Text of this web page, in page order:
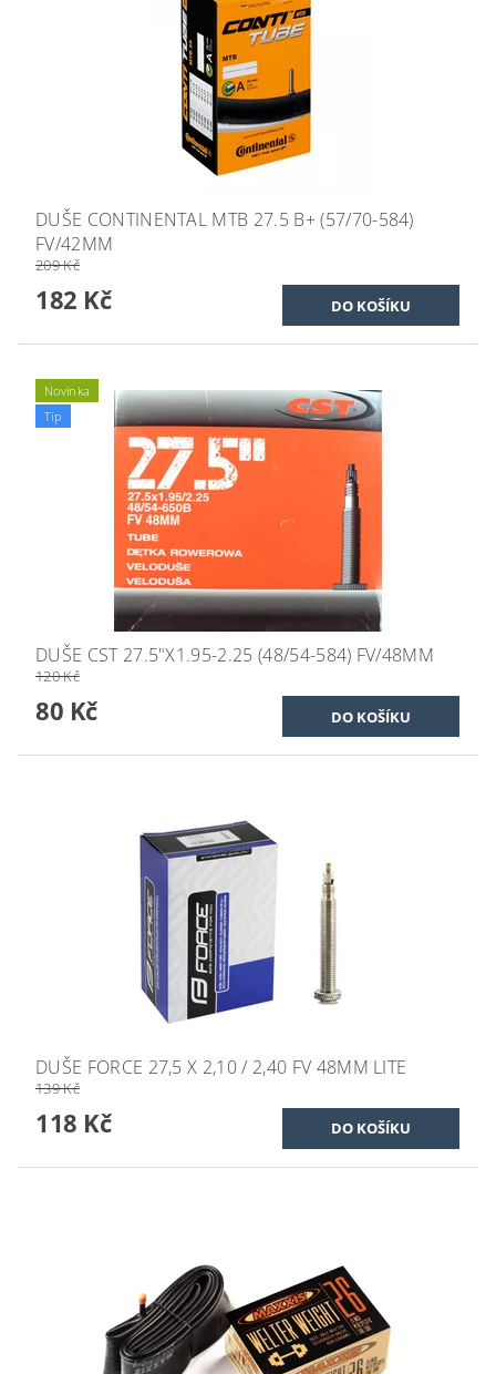
DUŠE CONTINENTAL MTB 27.5 B+ (57/70-584)
FV/42MM
209 Kč
182 Kč
Novinka
Tip
DUŠE CST 27.5"X1.95-2.25 (48/54-584) FV/48MM
120 Kč
80 Kč
DUŠE FORCE 27,5 X 2,10 / 2,40 FV 48MM LITE
139 Kč
118 Kč